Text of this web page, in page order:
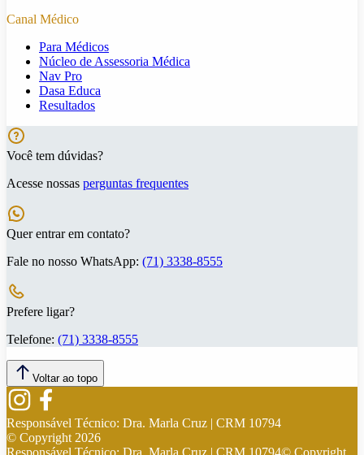
Canal Médico
Para Médicos
Núcleo de Assessoria Médica
Nav Pro
Dasa Educa
Resultados
Você tem dúvidas?
Acesse nossas perguntas frequentes
Quer entrar em contato?
Fale no nosso WhatsApp: (71) 3338-8555
Prefere ligar?
Telefone: (71) 3338-8555
Voltar ao topo
Responsável Técnico: Dra. Marla Cruz | CRM 10794
© Copyright 2026